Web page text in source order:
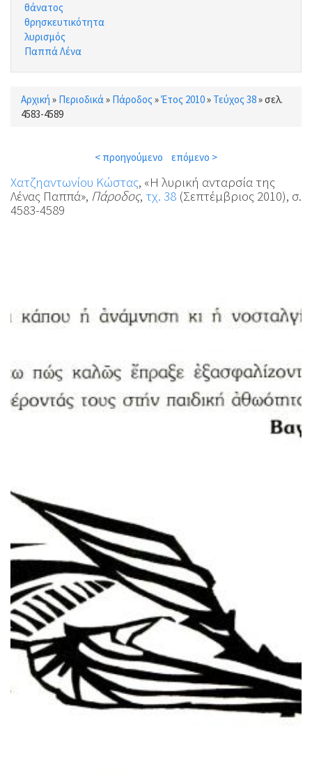
θάνατος
θρησκευτικότητα
λυρισμός
Παππά Λένα
Είστε εδώ
Αρχική » Περιοδικά» Πάροδος »Έτος 2010» Τεύχος 38»σελ.
4583-4589
< προηγούμενο επόμενο >
Χατζηαντωνίου Κώστας, «Η λυρική ανταρσία της
Λένας Παππά», Πάροδος, τχ. 38 (Σεπτέμβριος 2010), σ.
4583-4589